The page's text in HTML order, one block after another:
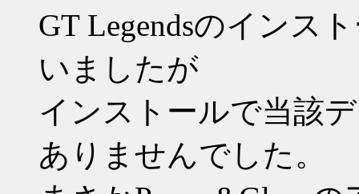
GT Legendsのインス
いましたが
インストールで当該
ありませんでした。